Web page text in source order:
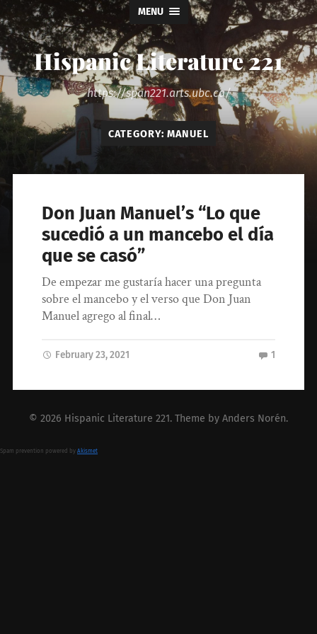
MENU
Hispanic Literature 221
https://span221.arts.ubc.ca/
CATEGORY: MANUEL
Don Juan Manuel’s “Lo que
sucedió a un mancebo el día
que se casó”
De empezar me gustaría hacer una pregunta
sobre el mancebo y el verso que Don Juan
Manuel agrego al final…
February 23, 2021 1
© 2026 Hispanic Literature 221. Theme by Anders Norén.
Spam prevention powered by Akismet